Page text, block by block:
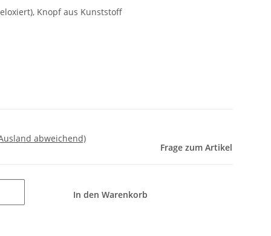
Knopf aus Kunststoff
abweichend)
Frage zum Artikel
In den Warenkorb